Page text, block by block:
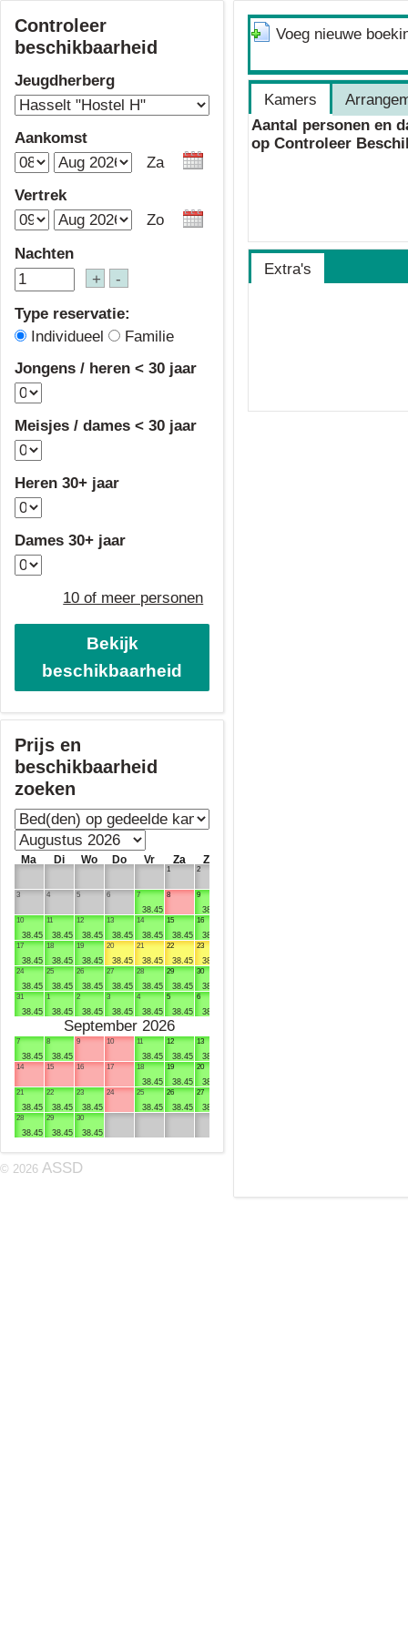
Controleer
beschikbaarheid
Jeugdherberg
Aankomst
Vertrek
Nachten
Type reservatie:
Individueel
Familie
Jongens / heren < 30 jaar
Meisjes / dames < 30 jaar
Heren 30+ jaar
Dames 30+ jaar
10 of meer personen
Bekijk
beschikbaarheid
Prijs en
beschikbaarheid
zoeken
Ma Di Wo Do Vr Za Zo
1 2
3 4 5 6
7
38.45
8
9
38.45
10
38.45
11
38.45
12
38.45
13
38.45
14
38.45
15
38.45
16
38.45
17
38.45
18
38.45
19
38.45
20
38.45
21
38.45
22
38.45
23
38.45
24
38.45
25
38.45
26
38.45
27
38.45
28
38.45
29
38.45
30
38.45
31
38.45
1
38.45
2
38.45
3
38.45
4
38.45
5
38.45
6
38.45
September 2026
7
38.45
8
38.45
9 10
11
38.45
12
38.45
13
38.45
14
15 16 17
18
38.45
19
38.45
20
38.45
21
38.45
22
38.45
23
38.45
24
25
38.45
26
38.45
27
38.45
28
38.45
29
38.45
30
38.45
© 2026 ASSD
Voeg nieuwe
Kamers
Aantal personen en
op Controleer
Extra's